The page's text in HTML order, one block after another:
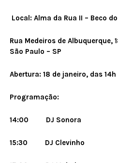
Local: Alma da Rua II – Beco
Rua Medeiros de Albuquerque,
São Paulo – SP
Abertura: 18 de janeiro, das
Programação:
14:00 DJ Sonora
15:30 DJ Clevinho